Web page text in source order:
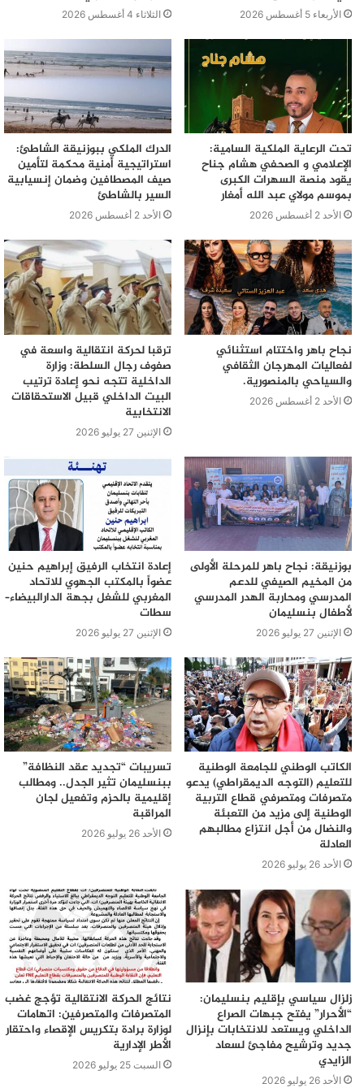
العلاقات بين البلدين.
الجالية القنصلية المغربية تضامن
تعزية ملكية فلانسيا فيضانات
الأربعاء 5 أغسطس 2026 الثلاثاء 4 أغسطس 2026
تحت الرعاية الملكية السامية:
الإعلامي و الصحفي هشام جناح
يقود منصة السهرات الكبرى
بموسم مولاي عبد الله أمغار
الأحد 2 أغسطس 2026
الدرك الملكي ببوزنيقة الشاطئ:
استراتيجية أمنية محكمة لتأمين
صيف المصطافين وضمان إنسيابية
السير بالشاطئ
الأحد 2 أغسطس 2026
نجاح باهر واختتام استثنائي
لفعاليات المهرجان الثقافي
والسياحي بالمنصورية.
الأحد 2 أغسطس 2026
ترقبا لحركة انتقالية واسعة في
صفوف رجال السلطة: وزارة
الداخلية تتجه نحو إعادة ترتيب
البيت الداخلي قبيل الاستحقاقات
الانتخابية
الإثنين 27 يوليو 2026
بوزنيقة: نجاح باهر للمرحلة الأولى
من المخيم الصيفي للدعم
المدرسي ومحاربة الهدر المدرسي
لأطفال بنسليمان
الإثنين 27 يوليو 2026
إعادة انتخاب الرفيق إبراهيم حنين
عضواً بالمكتب الجهوي للاتحاد
المغربي للشغل بجهة الدارالبيضاء–
سطات
الإثنين 27 يوليو 2026
الكاتب الوطني للجامعة الوطنية
للتعليم (التوجه الديمقراطي) يدعو
متصرفات ومتصرفي قطاع التربية
الوطنية إلى مزيد من التعبئة
والنضال من أجل انتزاع مطالبهم
العادلة
الأحد 26 يوليو 2026
تسريبات “تجديد عقد النظافة”
ببنسليمان تثير الجدل.. ومطالب
إقليمية بالحزم وتفعيل لجان
المراقبة
الأحد 26 يوليو 2026
زلزال سياسي بإقليم بنسليمان:
“الأحرار” يفتح جبهات الصراع
الداخلي ويستعد للانتخابات بإنزال
جديد وترشيح مفاجئ لسعاد
الزايدي
الأحد 26 يوليو 2026
نتائج الحركة الانتقالية تؤجج غضب
المتصرفات والمتصرفين: اتهامات
لوزارة برادة بتكريس الإقصاء واحتقار
الأطر الإدارية
السبت 25 يوليو 2026